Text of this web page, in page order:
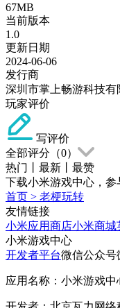
67MB
当前版本
1.0
更新日期
2024-06-06
发行商
深圳市掌上畅游科技有
玩家评价
写评价
全部评分（0）
热门
最新
最赞
下载小米游戏中心，参
首页 > 老梗玩转
友情链接
小米应用商店小米商城
小米游戏中心
开发者平台微信公众号
应用名称：小米游戏中